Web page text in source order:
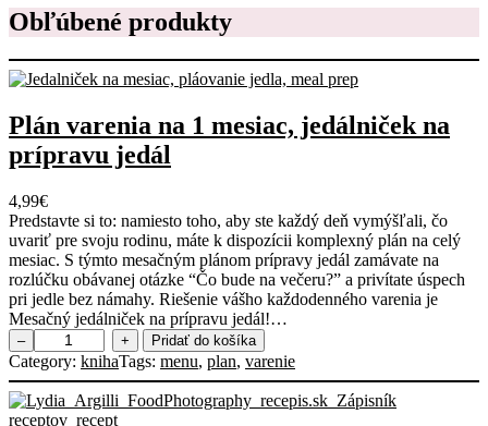
Obľúbené produkty
Plán varenia na 1 mesiac, jedálniček na
prípravu jedál
4,99€
Predstavte si to: namiesto toho, aby ste každý deň vymýšľali, čo
uvariť pre svoju rodinu, máte k dispozícii komplexný plán na celý
mesiac. S týmto mesačným plánom prípravy jedál zamávate na
rozlúčku obávanej otázke “Čo bude na večeru?” a privítate úspech
pri jedle bez námahy. Riešenie vášho každodenného varenia je
Mesačný jedálniček na prípravu jedál!…
–
m
n
o
ž
s
+ Pridať do košíka
Category: knihaTags: menu, plan, varenie